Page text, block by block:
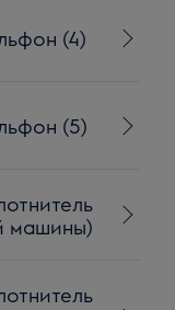
(4)
(5)
машины)